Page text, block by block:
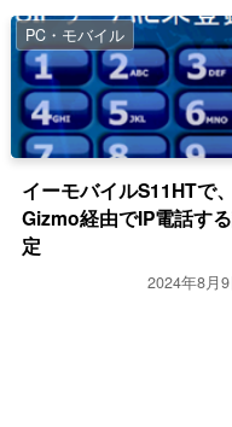
PC・モバイル
イーモバイルS11HTで、
Gizmo経由でIP電話す
定
2024年8月9